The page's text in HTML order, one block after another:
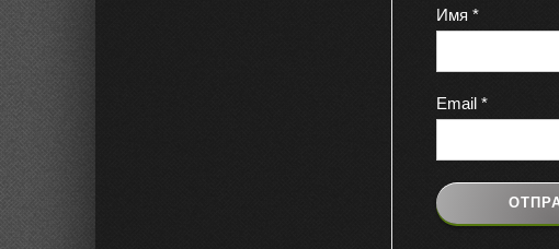
Имя *
Email *